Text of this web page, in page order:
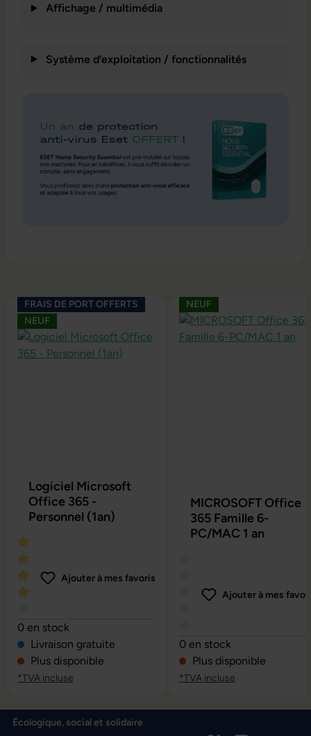
Affichage / multimédia
Système d’exploitation / fonctionnalités
Ignorer la galerie de produits
FRAIS DE PORT OFFERTS
NEUF
Logiciel Microsoft
Office 365 -
Personnel (1an)
Note moyenne de 4 sur 5 étoiles
Ajouter à mes favoris
0 en stock
Livraison gratuite
Plus disponible
*TVA incluse
NEUF
MICROSOFT Office
365 Famille 6-
PC/MAC 1 an
Note moyenne de 0 sur 5
Ajouter à mes
0 en stock
Plus disponible
*TVA incluse
Écologique, social et solidaire